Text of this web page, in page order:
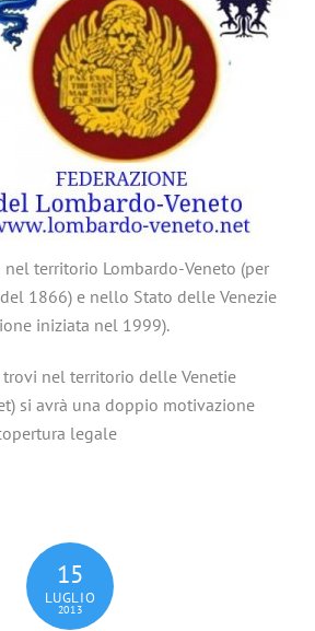
territorio Lombardo-Veneto (per
1866) e nello Stato delle Venezie
iniziata nel 1999).
nel territorio delle Venetie
si avrà una doppio motivazione
legale
15
LUGLIO
2013